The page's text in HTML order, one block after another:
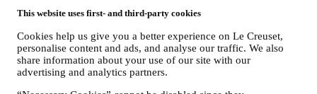
This website uses first- and third-party cookies
Cookies help us give you a better experience on Le Creuset,
personalise content and ads, and analyse our traffic. We also
share information about your use of our site with our
advertising and analytics partners.
navegador, sistema operativo, duración de la visita, usuario
que regresa, origen geográfico), recopilados durante sus
visitas al Sitio Web (ya sea que sea usuario registrado o no),
mediante el uso de registros y/o tecnologías de seguimiento
como "cookies" y otras tecnologías similares (incluidos los